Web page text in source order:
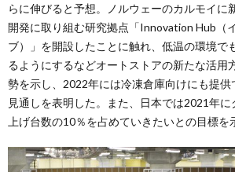
らに伸びると予想。ノルウェーのカルモイに
開発に取り組む研究拠点「Innovation Hub（
ブ）」を開設したことに触れ、低温の環境で
るようにするなどオートストアの新たな活用
勢を示し、2022年には冷凍倉庫向けにも提
見通しを表明した。また、日本では2021年に
上げ台数の10％を占めていきたいとの目標を